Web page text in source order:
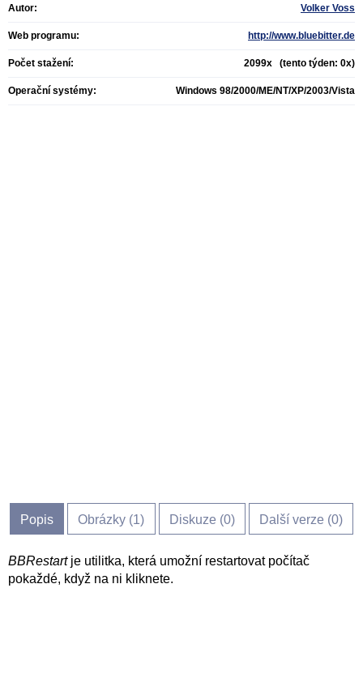
Autor: Volker Voss
Web programu: http://www.bluebitter.de
Počet stažení: 2099x (tento týden: 0x)
Operační systémy: Windows 98/2000/ME/NT/XP/2003/Vista
Popis Obrázky (1) Diskuze (0) Další verze (0)
BBRestartje utilitka, která umožní restartovat počítač
pokaždé, když na ni kliknete.